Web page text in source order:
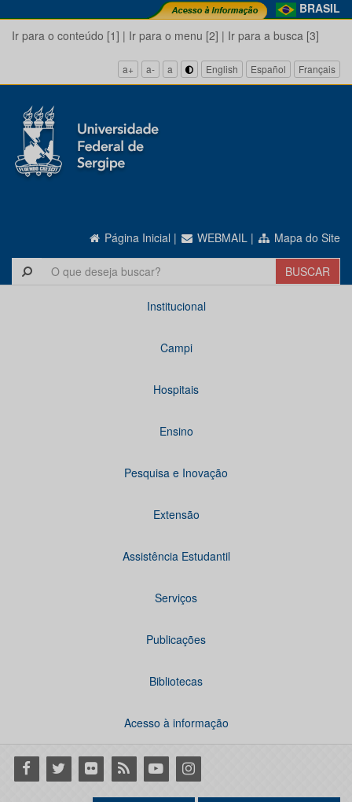
BRASIL
Ir para o conteúdo [1] | Ir para o menu [2] | Ir para a busca [3]
a+ a- a English Español Français
Página Inicial | WEBMAIL | Mapa do Site
Institucional
Campi
Hospitais
Ensino
Pesquisa e Inovação
Extensão
Assistência Estudantil
Serviços
Publicações
Bibliotecas
Acesso à informação
Facebook
Twitter Flickr RSS YoutubeInstagram